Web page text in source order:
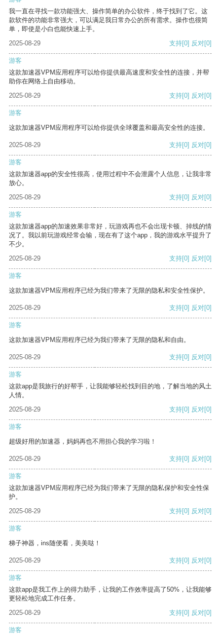
我一直在寻找一款功能强大、操作简单的办公软件，终于找到了它。这
款软件的功能非常强大，可以满足我日常办公的所有需求。操作也很简
单，即使是小白也能快速上手。
2025-08-29
支持[0] 反对[0]
游客
这款加速器VPM应用程序可以给你提供最高速度和安全性的连接，并帮
助你在网络上自由移动。
2025-08-29
支持[0] 反对[0]
游客
这款加速器VPM应用程序可以给你提供全球覆盖和最高安全性的连接。
2025-08-29 支持[0] 反对[0]
游客
这款加速器app的安全性很高，使用过程中不会泄露个人信息，让我非常
放心。
2025-08-29
支持[0] 反对[0]
游客
这款加速器app的加速效果非常好，玩游戏再也不会出现卡顿、掉线的情
况了。我以前玩游戏经常会输，现在有了这个app，我的游戏水平提升了
不少。
2025-08-29
支持[0] 反对[0]
游客
这款加速器VPM应用程序已经为我们带来了无限的隐私和安全性保护。
2025-08-29 支持[0] 反对[0]
游客
这款加速器VPM应用程序已经为我们带来了无限的隐私和自由。
2025-08-29 支持[0] 反对[0]
游客
这款app是我旅行的好帮手，让我能够轻松找到目的地，了解当地的风土
人情。
2025-08-29
支持[0] 反对[0]
游客
超级好用的加速器，妈妈再也不用担心我的学习啦！
2025-08-29 支持[0] 反对[0]
游客
这款加速器VPM应用程序已经为我们带来了无限的隐私保护和安全性保
护。
2025-08-29
支持[0] 反对[0]
游客
梯子神器，ins随便看，美美哒！
2025-08-29 支持[0] 反对[0]
游客
这款app是我工作上的得力助手，让我的工作效率提高了50%，让我能够
更轻松地完成工作任务。
2025-08-29
支持[0] 反对[0]
游客